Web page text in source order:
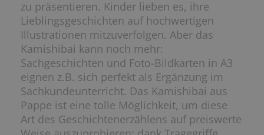
zu präsentieren. Kinder lieben es, ihre
Lieblingsgeschichten auf hochwertigen
Illustrationen mitzuverfolgen. Aber das
Kamishibai kann noch mehr:
Sachgeschichten und Foto-Bildkarten in A3
eignen z.B. sich perfekt als Ergänzung im
Sachkundeunterricht. Das Kamishibai aus
Pappe ist eine tolle Möglichkeit, um diese
Art des Geschichtenerzählens auf preiswerte